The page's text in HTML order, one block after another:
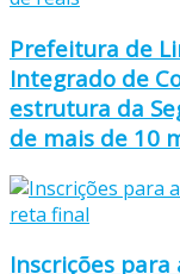
Prefeitura de
Integrado de
estrutura da
de mais de 10
Inscrições para